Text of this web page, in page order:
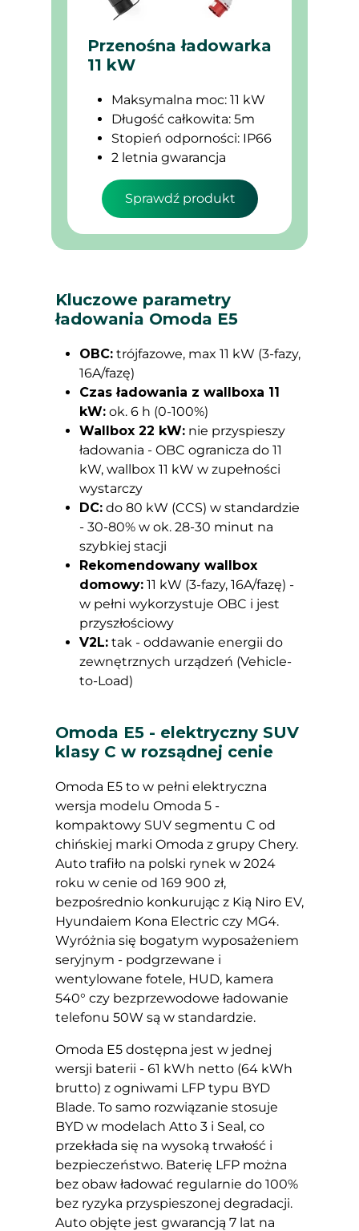
Kluczowe parametry
ładowania Omoda E5
OBC: trójfazowe, max 11 kW (3-fazy,
16A/fazę)
Czas ładowania z wallboxa 11
kW: ok. 6 h (0-100%)
Wallbox 22 kW: nie przyspieszy
ładowania - OBC ogranicza do 11
kW, wallbox 11 kW w zupełności
wystarczy
DC: do 80 kW (CCS) w standardzie
- 30-80% w ok. 28-30 minut na
szybkiej stacji
Rekomendowany wallbox
domowy: 11 kW (3-fazy, 16A/fazę) -
w pełni wykorzystuje OBC i jest
przyszłościowy
V2L: tak - oddawanie energii do
zewnętrznych urządzeń (Vehicle-
to-Load)
Omoda E5 - elektryczny SUV
klasy C w rozsądnej cenie
Omoda E5 to w pełni elektryczna
wersja modelu Omoda 5 -
kompaktowy SUV segmentu C od
chińskiej marki Omoda z grupy Chery.
Auto trafiło na polski rynek w 2024
roku w cenie od 169 900 zł,
bezpośrednio konkurując z Kią Niro EV,
Hyundaiem Kona Electric czy MG4.
Wyróżnia się bogatym wyposażeniem
seryjnym - podgrzewane i
wentylowane fotele, HUD, kamera
540° czy bezprzewodowe ładowanie
telefonu 50W są w standardzie.
Omoda E5 dostępna jest w jednej
wersji baterii - 61 kWh netto (64 kWh
brutto) z ogniwami LFP typu BYD
Blade. To samo rozwiązanie stosuje
BYD w modelach Atto 3 i Seal, co
przekłada się na wysoką trwałość i
bezpieczeństwo. Baterię LFP można
bez obaw ładować regularnie do 100%
bez ryzyka przyspieszonej degradacji.
Auto objęte jest gwarancją 7 lat na
Sprawdź produkt
Przenośna ładowarka
11 kW
Maksymalna moc: 11 kW
Długość całkowita: 5m
Stopień odporności: IP66
2 letnia gwarancja